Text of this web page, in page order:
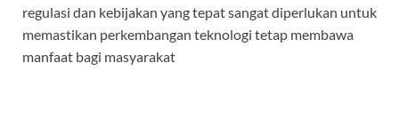
regulasi dan kebijakan yang tepat sangat diperlukan untuk
memastikan perkembangan teknologi tetap membawa
manfaat bagi masyarakat